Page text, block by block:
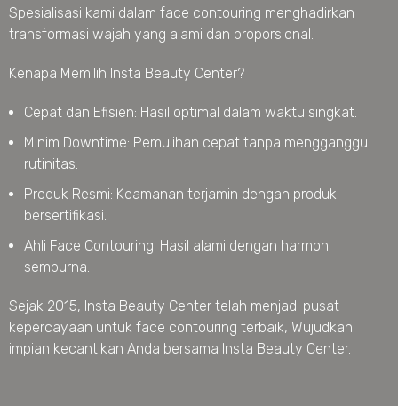
Spesialisasi kami dalam face contouring menghadirkan
transformasi wajah yang alami dan proporsional.
Kenapa Memilih Insta Beauty Center?
Cepat dan Efisien: Hasil optimal dalam waktu singkat.
Minim Downtime: Pemulihan cepat tanpa mengganggu
rutinitas.
Produk Resmi: Keamanan terjamin dengan produk
bersertifikasi.
Ahli Face Contouring: Hasil alami dengan harmoni
sempurna.
Sejak 2015, Insta Beauty Center telah menjadi pusat
kepercayaan untuk face contouring terbaik, Wujudkan
impian kecantikan Anda bersama Insta Beauty Center.